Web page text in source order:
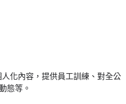
化內容，提供員工訓練、對全公
態等。